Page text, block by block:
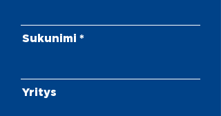
Sukunimi
Yritys